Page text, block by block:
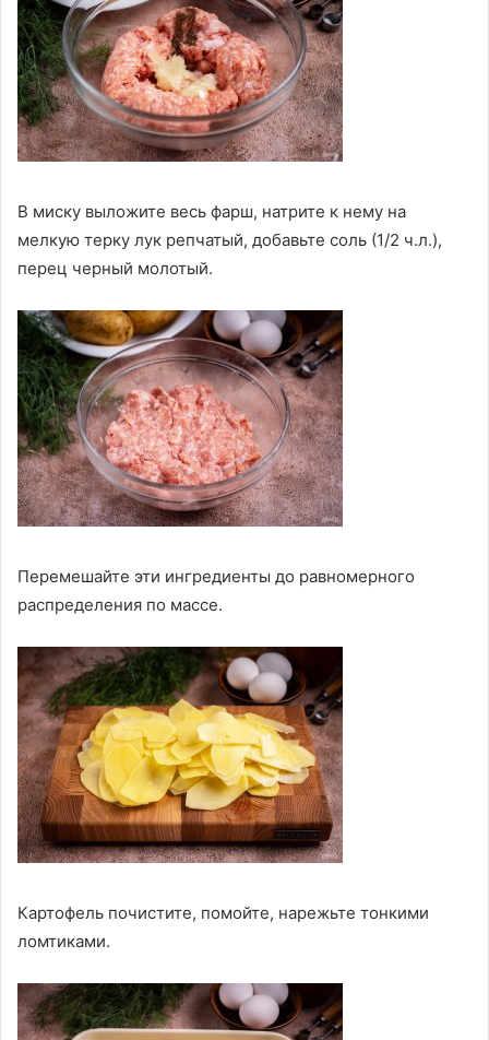
В миску выложите весь фарш, натрите к нему на
мелкую терку лук репчатый, добавьте соль (1/2 ч.л.),
перец черный молотый.
Перемешайте эти ингредиенты до равномерного
распределения по массе.
Картофель почистите, помойте, нарежьте тонкими
ломтиками.